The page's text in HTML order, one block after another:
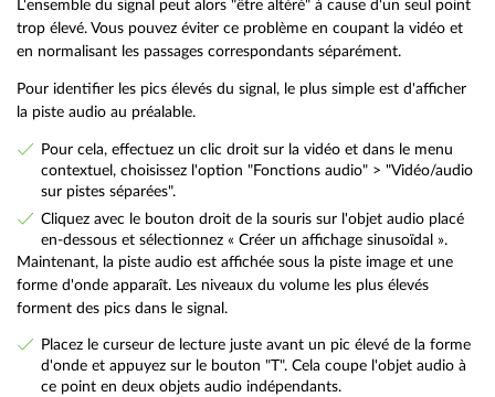
L'ensemble du signal peut alors "être altéré" à cause d'un seul point
trop élevé. Vous pouvez éviter ce problème en coupant la vidéo et
en normalisant les passages correspondants séparément.
Pour identifier les pics élevés du signal, le plus simple est d'afficher
la piste audio au préalable.
Pour cela, effectuez un clic droit sur la vidéo et dans le menu
contextuel, choisissez l'option "Fonctions audio" > "Vidéo/audio
sur pistes séparées".
Cliquez avec le bouton droit de la souris sur l'objet audio placé
en-dessous et sélectionnez « Créer un affichage sinusoïdal ».
Maintenant, la piste audio est affichée sous la piste image et une
forme d'onde apparaît. Les niveaux du volume les plus élevés
forment des pics dans le signal.
Placez le curseur de lecture juste avant un pic élevé de la forme
d'onde et appuyez sur le bouton "T". Cela coupe l'objet audio à
ce point en deux objets audio indépendants.